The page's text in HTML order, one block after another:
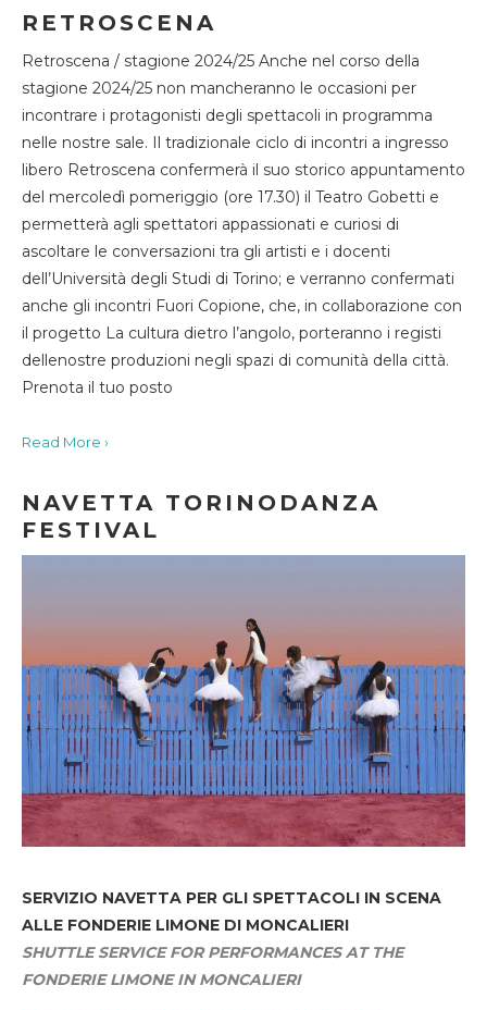
RETROSCENA
Retroscena / stagione 2024/25 Anche nel corso della
stagione 2024/25 non mancheranno le occasioni per
incontrare i protagonisti degli spettacoli in programma
nelle nostre sale. Il tradizionale ciclo di incontri a ingresso
libero Retroscena confermerà il suo storico appuntamento
del mercoledì pomeriggio (ore 17.30) il Teatro Gobetti e
permetterà agli spettatori appassionati e curiosi di
ascoltare le conversazioni tra gli artisti e i docenti
dell’Università degli Studi di Torino; e verranno confermati
anche gli incontri Fuori Copione, che, in collaborazione con
il progetto La cultura dietro l’angolo, porteranno i registi
dellenostre produzioni negli spazi di comunità della città.
Prenota il tuo posto
Read More ›
NAVETTA TORINODANZA
FESTIVAL
SERVIZIO NAVETTA PER GLI SPETTACOLI IN SCENA
ALLE FONDERIE LIMONE DI MONCALIERI
SHUTTLE SERVICE FOR PERFORMANCES AT THE
FONDERIE LIMONE IN MONCALIERI